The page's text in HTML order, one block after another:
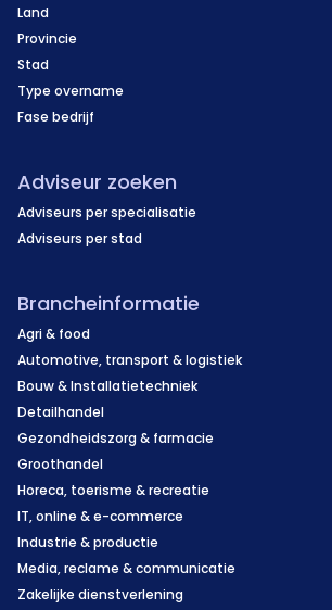
Land
Provincie
Stad
Type overname
Fase bedrijf
Adviseur zoeken
Adviseurs per specialisatie
Adviseurs per stad
Brancheinformatie
Agri & food
Automotive, transport & logistiek
Bouw & Installatietechniek
Detailhandel
Gezondheidszorg & farmacie
Groothandel
Horeca, toerisme & recreatie
IT, online & e-commerce
Industrie & productie
Media, reclame & communicatie
Zakelijke dienstverlening